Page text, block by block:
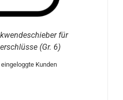
für
(Gr. 6)
Kunden